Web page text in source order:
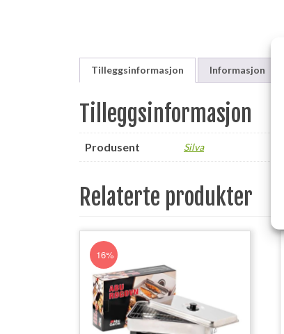
Tilleggsinformasjon Informasjon
Tilleggsinformasjon
Produsent Silva
Relaterte produkter
16%